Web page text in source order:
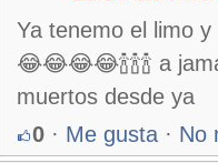
Ya tenemo el limo
😂😂😂😂🍾🍾🍾 a
muertos desde ya
0 · Me gusta · No